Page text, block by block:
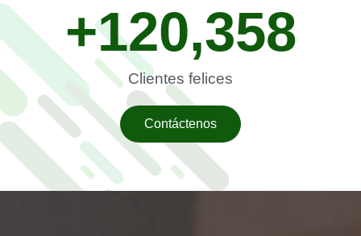
+120,358
Clientes felices
Contáctenos